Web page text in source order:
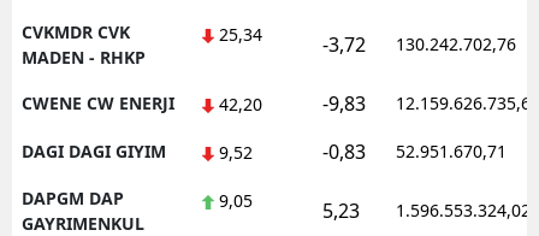
CVKMDR CVK
MADEN - RHKP
25,34 -3,72 130.242.702,76
CWENE CW ENERJI 42,20 -9,83 12.159.626.735,62
DAGI DAGI GIYIM 9,52 -0,83 52.951.670,71
DAPGM DAP
GAYRIMENKUL
9,05 5,23 1.596.553.324,02